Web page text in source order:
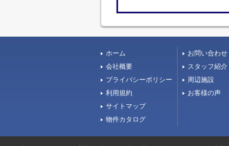
ホーム
会社概要
プライバシーポリシー
利用規約
サイトマップ
物件カタログ
お問い合わせ
スタッフ紹介
周辺施設
お客様の声